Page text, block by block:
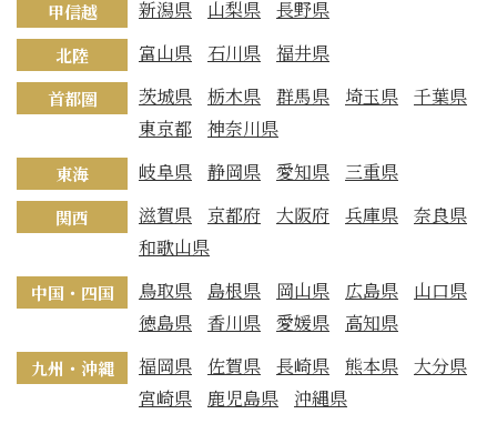
甲信越 新潟県 山梨県 長野県
北陸 富山県 石川県 福井県
首都圏 茨城県 栃木県 群馬県 埼玉県
千葉県
東京都
神奈川県
東海 岐阜県 静岡県 愛知県 三重県
関西 滋賀県 京都府 大阪府 兵庫県
奈良県
和歌山県
中国・四国 鳥取県 島根県 岡山県 広島県
山口県
徳島県
香川県 愛媛県 高知県
九州・沖縄 福岡県 佐賀県 長崎県 熊本県
大分県
宮崎県
鹿児島県 沖縄県